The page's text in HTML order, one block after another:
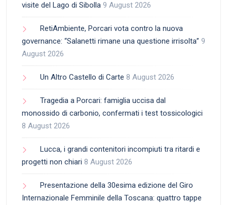
visite del Lago di Sibolla 9 August 2026
RetiAmbiente, Porcari vota contro la nuova
governance: “Salanetti rimane una questione irrisolta” 9
August 2026
Un Altro Castello di Carte 8 August 2026
Tragedia a Porcari: famiglia uccisa dal
monossido di carbonio, confermati i test tossicologici
8 August 2026
Lucca, i grandi contenitori incompiuti tra ritardi e
progetti non chiari 8 August 2026
Presentazione della 30esima edizione del Giro
Internazionale Femminile della Toscana: quattro tappe